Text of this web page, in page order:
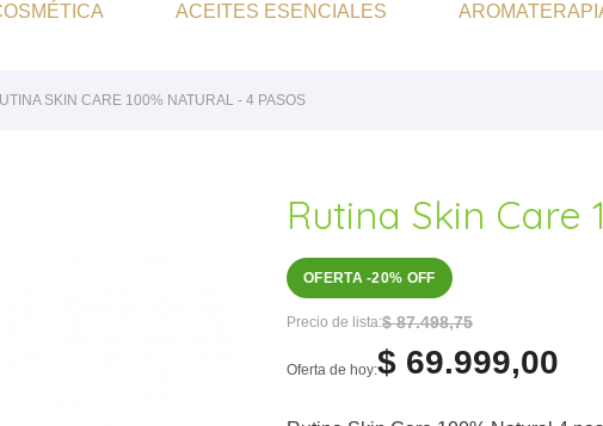
ACEITES ESENCIALES
SKIN CARE 100% NATURAL - 4 PASOS
Rutina Skin Care
OFERTA -20% OFF
Precio de lista:$ 87.498,75
Oferta de hoy:$ 69.999,00